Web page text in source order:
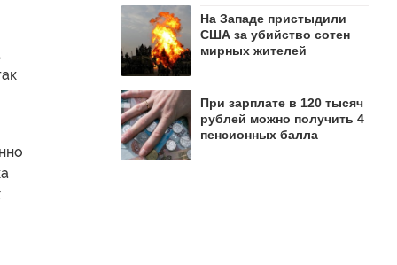
На Западе пристыдили
США за убийство сотен
мирных жителей
При зарплате в 120 тысяч
рублей можно получить 4
пенсионных балла